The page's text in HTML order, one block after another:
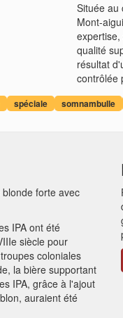
Située au
Mont-
qualité
résultat
contrôlée
spéciale somnambulle
forte avec
IPA ont été
siècle pour
coloniales
la bière supportant
IPA, grâce à l'ajout
auraient été